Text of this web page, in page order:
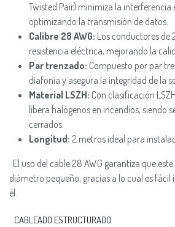
Twisted Pair) minimiza la
optimizando la transmisión de datos.
Calibre 28 AWG: Los conductores de
resistencia eléctrica, mejorando la
Par trenzado: Compuesto por par
diafonía y asegura la integridad de la
Material LSZH: Con clasificación
libera halógenos en incendios, siendo
cerrados.
Longitud: 2 metros ideal para
El uso del cable 28 AWG garantiza que
diámetro pequeño, gracias a lo cual es
él.
CABLEADO ESTRUCTURADO